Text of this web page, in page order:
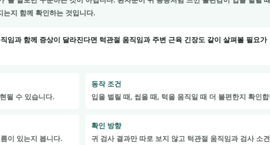
지 함께 확인하는 것입니다.
임과 함께 증상이 달라진다면 턱관절 움직임과 주변 근육 긴장도 같이 살펴볼 필요가
될 수 있습니다.
동작 조건
입을 벌릴 때, 씹을 때, 턱을 움직일 때 더 불편한지 확인
이 있는지 봅니다.
확인 방향
귀 검사 결과만 따로 보지 않고 턱관절 움직임과 검사 소